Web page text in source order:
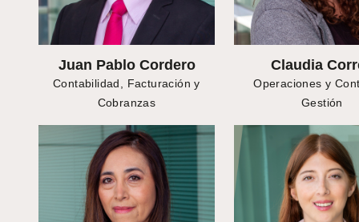
Juan Pablo Cordero
Contabilidad, Facturación y
Cobranzas
Claudia
Operaciones y
Gestión